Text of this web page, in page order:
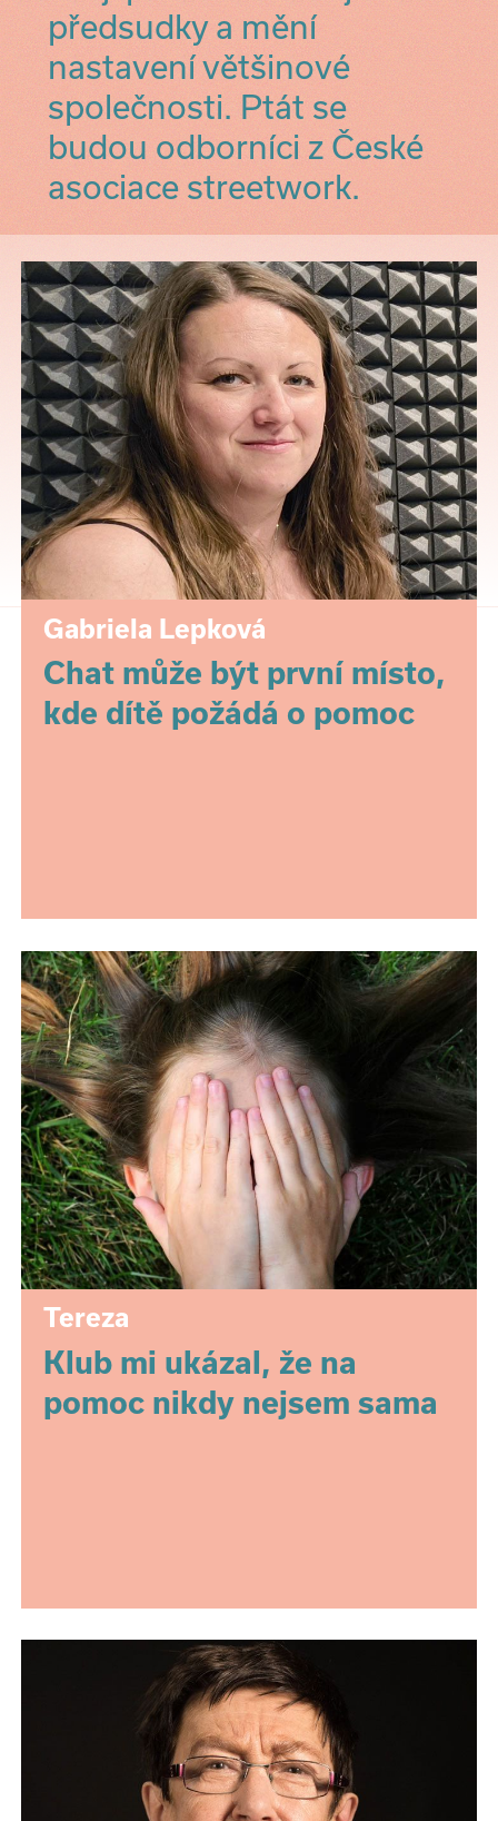
předsudky a mění
nastavení většinové
společnosti. Ptát se
budou odborníci z České
asociace streetwork.
Gabriela Lepková
Chat může být první místo,
kde dítě požádá o pomoc
Tereza
Klub mi ukázal, že na
pomoc nikdy nejsem sama